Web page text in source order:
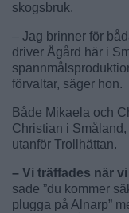
skogsbruk.
– Jag brinner för
driver Ågård här i
förvaltar, säger hon.
Både Mikaela och
Christian i
utanför Trollhättan.
– Vi träffades när vi
sade ”du kommer
plugga på Alnarp”